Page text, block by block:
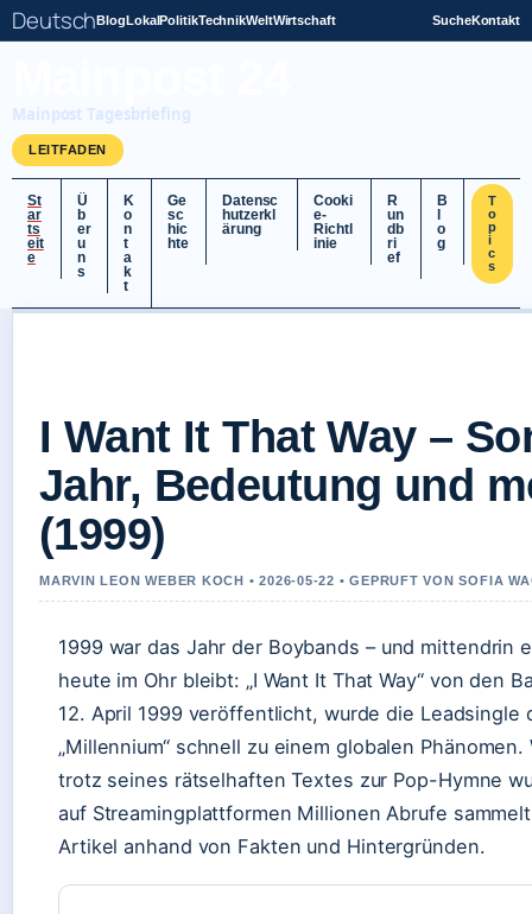
DeutschBlogLokalPolitikTechnikWeltWirtschaft SucheKontakt
Mainpost Tagesbriefing
LEITFADEN
St
ar
ts
eit
e
Ü
b
er
u
n
s
K
o
n
t
a
k
t
Ge
sc
hic
hte
Datensc
hutzerkl
ärung
Cooki
e-
Richtl
inie
R
un
db
ri
ef
B
o
g
T
o
p
i
c
s
I Want It That Way –
Jahr, Bedeutung und
(1999)
MARVIN LEON WEBER KOCH • 2026-05-22 • GEPRUFT VON SOFIA
1999 war das Jahr der Boybands – und mittendrin
heute im Ohr bleibt: „I Want It That Way“ von den
12. April 1999 veröffentlicht, wurde die Leadsingle
„Millennium“ schnell zu einem globalen Phänomen.
trotz seines rätselhaften Textes zur Pop-Hymne
auf Streamingplattformen Millionen Abrufe
Artikel anhand von Fakten und Hintergründen.